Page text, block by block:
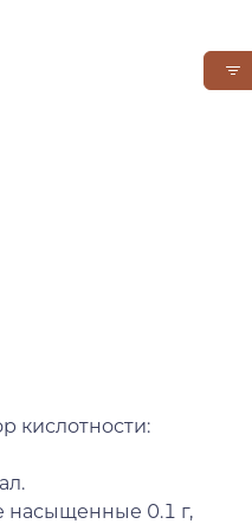
кислотности:
насыщенные 0.1 г,